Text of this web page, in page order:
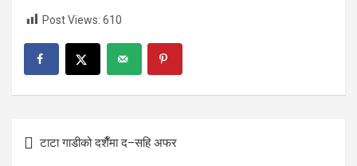
Post Views: 610
navigation
टाटा गाडीको दशैँमा द–सहि अफर